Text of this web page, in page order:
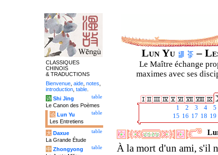
Lun Yu –
Le Maître échange
maximes avec ses
1 2 3 4
5
15 16 17 18 19
À la mort d'un ami, s'il
CLASSIQUES
CHINOIS
& TRADUCTIONS
Bienvenue aide notes
introduction table
table
诗 Shi Jing
Le Canon des Poèmes
table
论 Lun Yu
Les Entretiens
table
大 Daxue
La Grande Étude
table
中 Zhongyong